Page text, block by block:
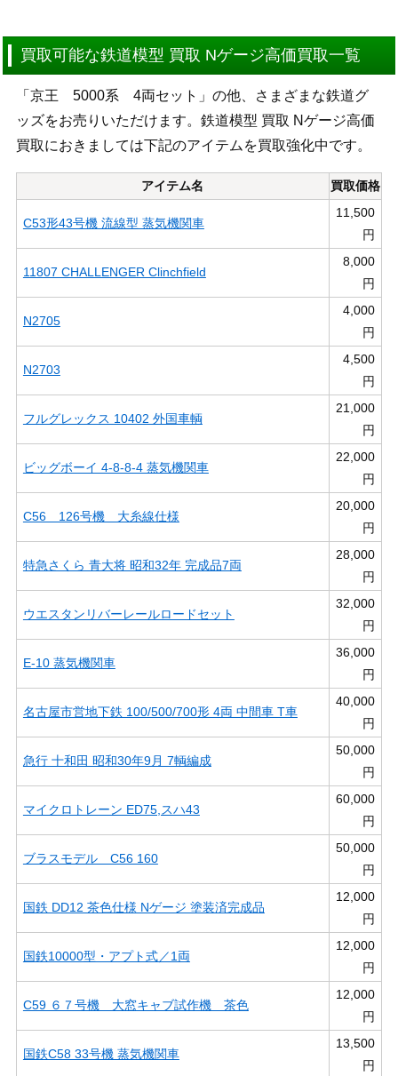
買取可能な鉄道模型 買取 Nゲージ高価買取一覧
「京王 5000系 4両セット」の他、さまざまな鉄道グ
ッズをお売りいただけます。鉄道模型 買取 Nゲージ高価
買取におきましては下記のアイテムを買取強化中です。
アイテム名 買取価格
C53形43号機 流線型 蒸気機関車
11,500
円
11807 CHALLENGER Clinchfield
8,000
円
N2705
4,000
円
N2703
4,500
円
フルグレックス 10402 外国車輌
21,000
円
ビッグボーイ 4-8-8-4 蒸気機関車
22,000
円
C56 126号機 大糸線仕様
20,000
円
特急さくら 青大将 昭和32年 完成品7両
28,000
円
ウエスタンリバーレールロードセット
32,000
円
E-10 蒸気機関車
36,000
円
名古屋市営地下鉄 100/500/700形 4両 中間車 T車
40,000
円
急行 十和田 昭和30年9月 7輌編成
50,000
円
マイクロトレーン ED75,スハ43
60,000
円
ブラスモデル C56 160
50,000
円
国鉄 DD12 茶色仕様 Nゲージ 塗装済完成品
12,000
円
国鉄10000型・アプト式／1両
12,000
円
C59 ６７号機 大窓キャブ試作機 茶色
12,000
円
国鉄C58 33号機 蒸気機関車
13,500
円